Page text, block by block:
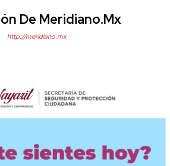
De Meridiano.mx
http://meridiano.mx